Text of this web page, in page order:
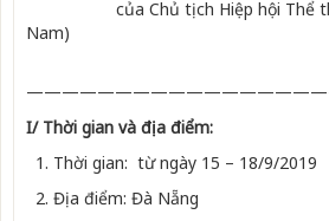
Liên hệ
của Chủ tịch Hiệp hội Thể
Nam)
I/ Thời gian và địa điểm:
1. Thời gian: từ ngày 15 – 18/9/2019
2. Địa điểm: Đà Nẵng